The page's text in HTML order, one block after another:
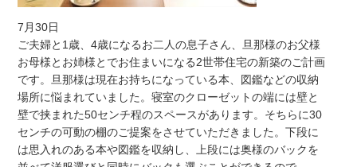
7月30日
ご夫婦と1歳、4歳になるお二人の息子さん、旦那様のお父様
お母様とお姉様とでお住まいになる2世帯住宅の新築のご計画
です。旦那様は現在お持ちになっている本、図鑑などの収納
場所に悩まれていました。寝室のクローゼットの端には壁と
壁で挟まれた50センチ程のスペースがあります。そちらに30
センチの可動の棚のご提案をさせていただきました。下段に
は思入れのある本や図鑑を収納し、上段には奥様のバックを